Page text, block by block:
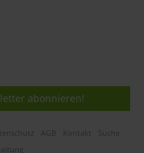
abonnieren!
AGB Kontakt
Suche